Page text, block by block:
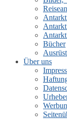
Bücher
Über uns